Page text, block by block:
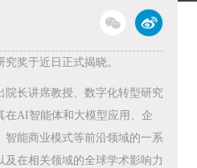
奖于近日正式揭晓。
院长讲席教授、数字化转型研究
在AI智能体和大模型应用、企
智能商业模式等前沿领域的一系
在相关领域的全球学术影响力